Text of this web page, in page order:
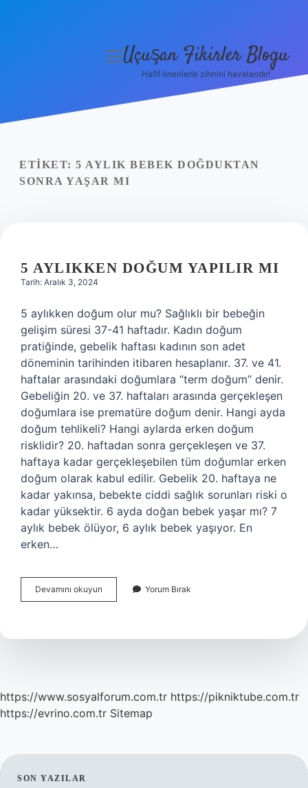
Yasal Uyarı
menüyü
Uçuşan Fikirler Blogu
Hafif önerilerle zihnini havalandır!
ETIKET: 5 AYLIK BEBEK DOĞDUKTAN
SONRA YAŞAR MI
5 AYLIKKEN DOĞUM YAPILIR MI
Tarih: Aralık 3, 2024
5 aylıkken doğum olur mu? Sağlıklı bir bebeğin
gelişim süresi 37-41 haftadır. Kadın doğum
pratiğinde, gebelik haftası kadının son adet
döneminin tarihinden itibaren hesaplanır. 37. ve 41.
haftalar arasındaki doğumlara “term doğum” denir.
Gebeliğin 20. ve 37. haftaları arasında gerçekleşen
doğumlara ise prematüre doğum denir. Hangi ayda
doğum tehlikeli? Hangi aylarda erken doğum
risklidir? 20. haftadan sonra gerçekleşen ve 37.
haftaya kadar gerçekleşebilen tüm doğumlar erken
doğum olarak kabul edilir. Gebelik 20. haftaya ne
kadar yakınsa, bebekte ciddi sağlık sorunları riski o
kadar yüksektir. 6 ayda doğan bebek yaşar mı? 7
aylık bebek ölüyor, 6 aylık bebek yaşıyor. En
erken…
Devamını okuyun
Aylıkken
Mı
Yorum Bırak
https://www.sosyalforum.com.tr https://pikniktube.com.tr
https://evrino.com.tr Sitemap
SON YAZILAR